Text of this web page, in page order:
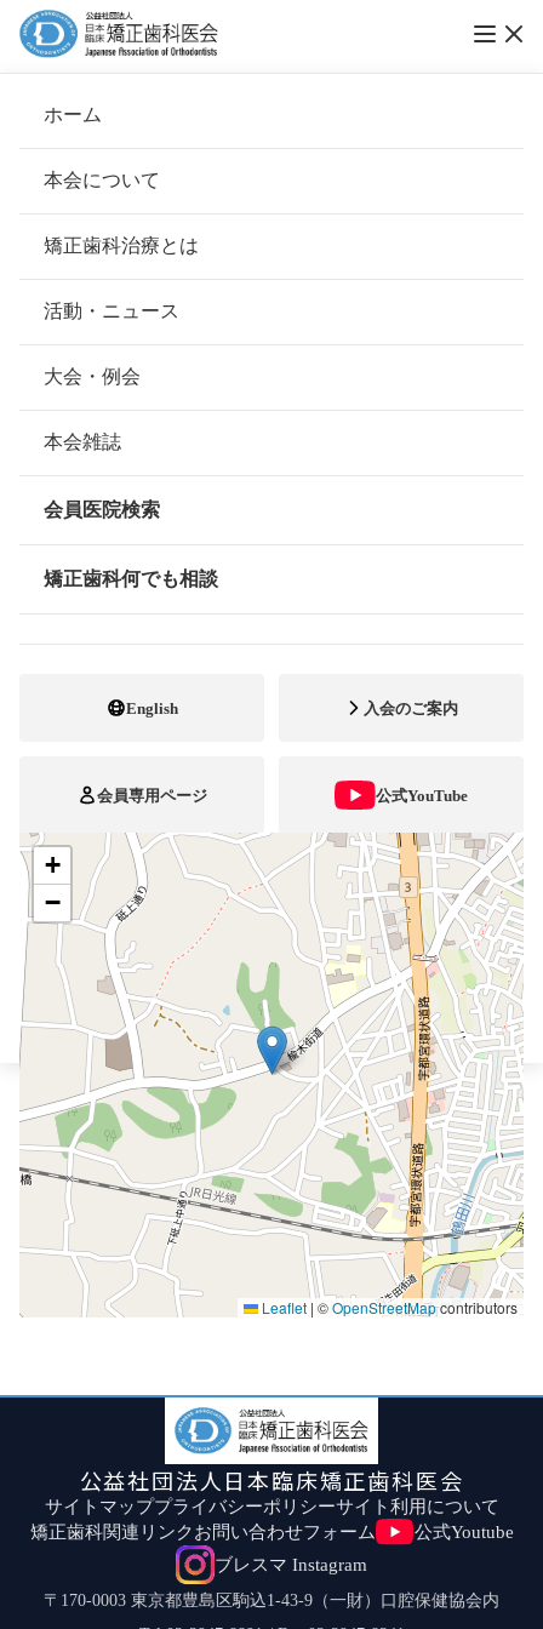
ホーム
本会について
会長挨拶
基本理念
組織について
本会の歴史
情報公開
矯正歯科治療とは
安心して治療を受けていただくための「6つの指針」
安心できる矯正歯科治療契約のための「7つの提言」
矯正歯科治療について
活動・ニュース
大会・例会
本会雑誌
会員医院検索
矯正歯科何でも相談
English 入会のご案内
会員専用ページ 公式YouTube
ブレスマ
ホーム 会員医院検索
三宅歯科矯正歯科クリニック
所在地
栃木県宇都宮市砥上町31-4
FAX番号 028-647-3745
ホームページ
+
−
Leaflet | ©OpenStreetMapcontributors
公益社団法人日本臨床矯正歯科医会
サイトマッププライバシーポリシーサイト利用について
矯正歯科関連リンクお問い合わせフォーム
公式Youtube
ブレスマ Instagram
〒170-0003 東京都豊島区駒込1-43-9（一財）口腔保健協会内